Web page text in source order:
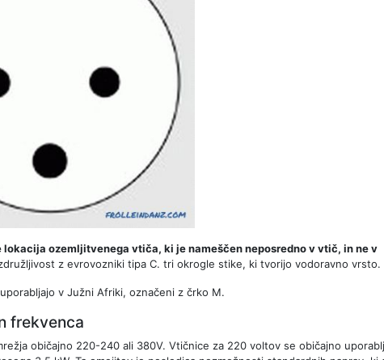
ozemljitvenega vtiča, ki je nameščen neposredno v vtič, in ne v
z evrovozniki tipa C. tri okrogle stike, ki tvorijo vodoravno vrsto.
v Južni Afriki, označeni z črko M.
frekvenca
običajno 220-240 ali 380V. Vtičnice za 220 voltov se običajno